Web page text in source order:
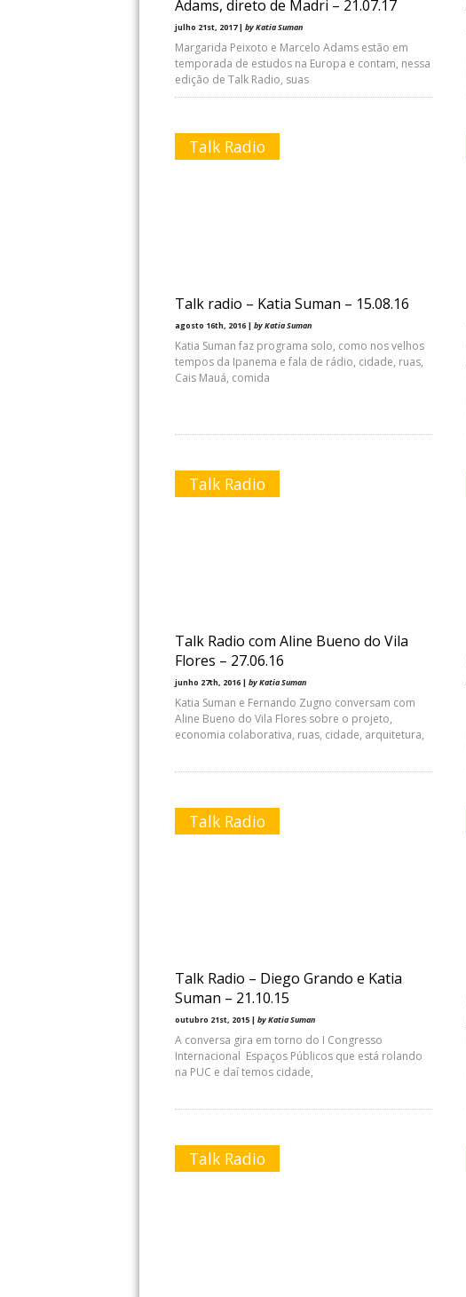
Adams, direto de Madri – 21.07.17
julho 21st, 2017 | by Katia Suman
Margarida Peixoto e Marcelo Adams estão em
temporada de estudos na Europa e contam, nessa
edição de Talk Radio, suas
Talk Radio
Talk radio – Katia Suman – 15.08.16
agosto 16th, 2016 | by Katia Suman
Katia Suman faz programa solo, como nos velhos
tempos da Ipanema e fala de rádio, cidade, ruas,
Cais Mauá, comida
Talk Radio
Talk Radio com Aline Bueno do Vila
Flores – 27.06.16
junho 27th, 2016 | by Katia Suman
Katia Suman e Fernando Zugno conversam com
Aline Bueno do Vila Flores sobre o projeto,
economia colaborativa, ruas, cidade, arquitetura,
Talk Radio
Talk Radio – Diego Grando e Katia
Suman – 21.10.15
outubro 21st, 2015 | by Katia Suman
A conversa gira em torno do I Congresso
Internacional Espaços Públicos que está rolando
na PUC e daí temos cidade,
Talk Radio